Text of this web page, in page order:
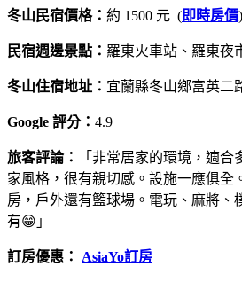
冬山民宿價格： 約 1500 元 (即時房價)
民宿週邊景點： 羅東火車站、羅東夜
冬山住宿地址： 宜蘭縣冬山鄉富英二
Google 評分： 4.9
旅客評論：
「非常居家的環境，適
家風格，很有親切感。設施一應俱全
房，戶外還有籃球場。電玩、麻將、
有😁」
訂房優惠： AsiaYo訂房